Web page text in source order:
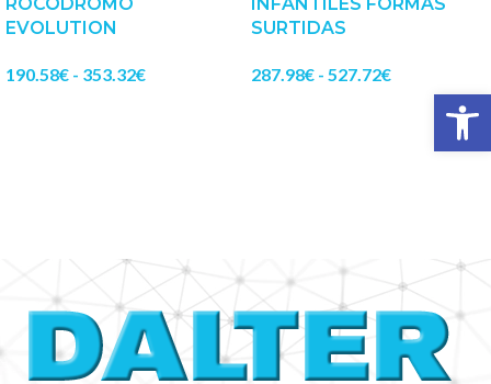
EVOLUTION
190.58€ - 353.32€
SURTIDAS
287.98€ - 527.72€
Abrir